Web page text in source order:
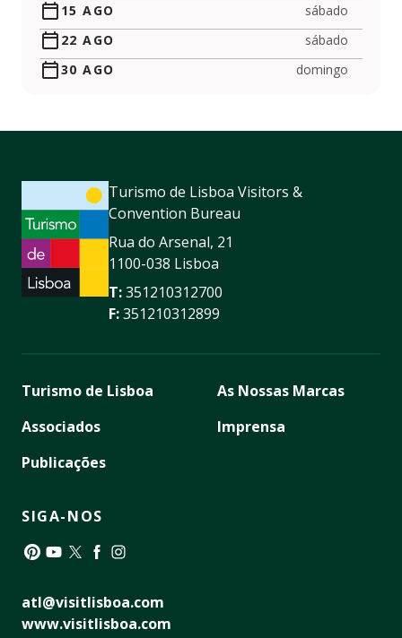
15 AGO
sábado
22 AGO
sábado
30 AGO
domingo
Turismo de Lisboa Visitors &
Convention Bureau
Rua do Arsenal, 21
1100-038 Lisboa
T:351210312700
F:351210312899
Turismo de Lisboa
Associados
Publicações
As Nossas Marcas
Imprensa
SIGA-NOS
atl@visitlisboa.com
www.visitlisboa.com